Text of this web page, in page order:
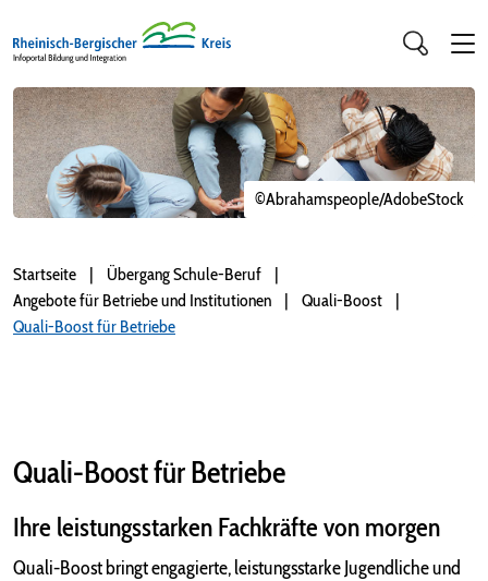
©Abrahamspeople/AdobeStock
Startseite
Übergang Schule-Beruf
Angebote für Betriebe und Institutionen
Quali-Boost
Quali-Boost für Betriebe
Quali-Boost für Betriebe
Ihre leistungsstarken Fachkräfte von morgen
Quali-Boost bringt engagierte, leistungsstarke Jugendliche und